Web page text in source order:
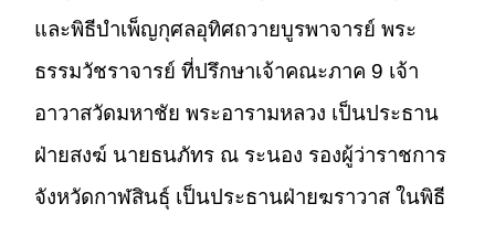
และพิธีบำเพ็ญกุศลอุทิศถวายบูรพาจารย์ พระ
ธรรมวัชราจารย์ ที่ปรึกษาเจ้าคณะภาค 9 เจ้า
อาวาสวัดมหาชัย พระอารามหลวง เป็นประธาน
ฝ่ายสงฆ์ นายธนภัทร ณ ระนอง รองผู้ว่าราชการ
จังหวัดกาฬสินธุ์ เป็นประธานฝ่ายฆราวาส ในพิธี